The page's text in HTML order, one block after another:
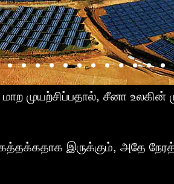
மாற முயற்சிப்பதால், சீனா உலகின்
இருக்கும், அதே